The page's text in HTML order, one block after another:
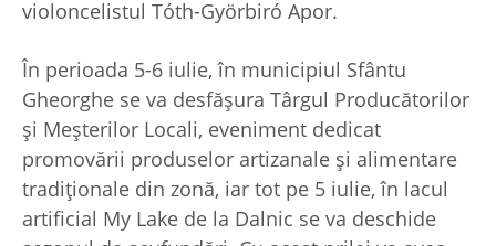
violoncelistul Tóth-Györbiró Apor.
În perioada 5-6 iulie, în municipiul Sfântu
Gheorghe se va desfăşura Târgul Producătorilor
şi Meşterilor Locali, eveniment dedicat
promovării produselor artizanale şi alimentare
tradiţionale din zonă, iar tot pe 5 iulie, în lacul
artificial My Lake de la Dalnic se va deschide